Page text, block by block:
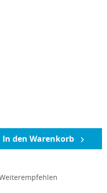
In den Warenkorb